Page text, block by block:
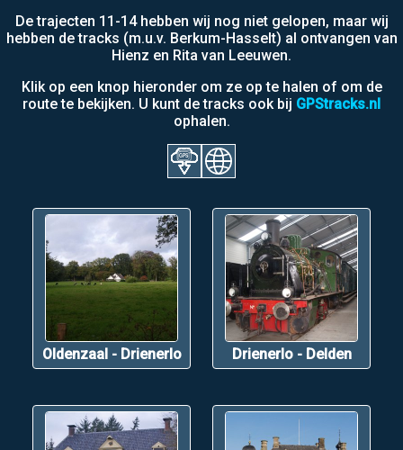
De trajecten 11-14 hebben wij nog niet gelopen, maar wij
hebben de tracks (m.u.v. Berkum-Hasselt) al ontvangen van
Hienz en Rita van Leeuwen.
Klik op een knop hieronder om ze op te halen of om de
route te bekijken. U kunt de tracks ook bij GPStracks.nl
ophalen.
Oldenzaal - Drienerlo Drienerlo - Delden